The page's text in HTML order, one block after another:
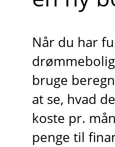
Når du har
bruge
at se, hvad
koste pr.
penge til